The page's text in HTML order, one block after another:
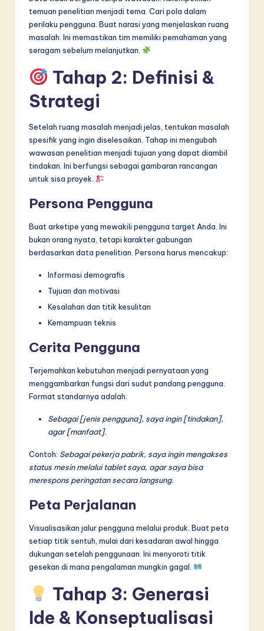
temuan penelitian menjadi tema. Cari pola dalam
perilaku pengguna. Buat narasi yang menjelaskan ruang
masalah. Ini memastikan tim memiliki pemahaman yang
seragam sebelum melanjutkan.
Tahap 2: Definisi &
Strategi
Setelah ruang masalah menjadi jelas, tentukan masalah
spesifik yang ingin diselesaikan. Tahap ini mengubah
wawasan penelitian menjadi tujuan yang dapat diambil
tindakan. Ini berfungsi sebagai gambaran rancangan
untuk sisa proyek.
Persona Pengguna
Buat arketipe yang mewakili pengguna target Anda. Ini
bukan orang nyata, tetapi karakter gabungan
berdasarkan data penelitian. Persona harus mencakup:
Informasi demografis
Tujuan dan motivasi
Kesalahan dan titik kesulitan
Kemampuan teknis
Cerita Pengguna
Terjemahkan kebutuhan menjadi pernyataan yang
menggambarkan fungsi dari sudut pandang pengguna.
Format standarnya adalah:
Sebagai [jenis pengguna], saya ingin [tindakan],
agar [manfaat].
Contoh: Sebagai pekerja pabrik, saya ingin mengakses
status mesin melalui tablet saya, agar saya bisa
merespons peringatan secara langsung.
Peta Perjalanan
Visualisasikan jalur pengguna melalui produk. Buat peta
setiap titik sentuh, mulai dari kesadaran awal hingga
dukungan setelah penggunaan. Ini menyoroti titik
gesekan di mana pengalaman mungkin gagal.
Tahap 3: Generasi
Ide & Konseptualisasi